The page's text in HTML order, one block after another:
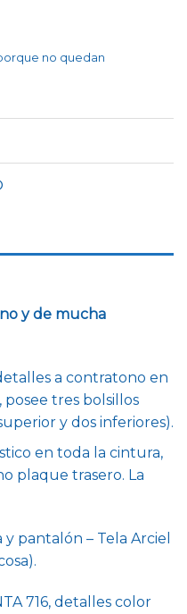
no quedan
y de mucha
a contratono en
posee tres bolsillos
y dos inferiores).
en toda la cintura,
plaque trasero. La
pantalón – Tela Arciel
716, detalles color